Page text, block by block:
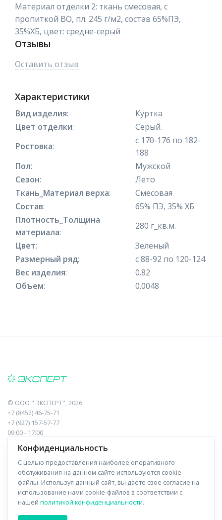
Материал отделки 2: ткань смесовая, с
пропиткой ВО, пл. 245 г/м2, состав 65%ПЭ,
35%ХБ, цвет: средне-серый
Отзывы
Оставить отзыв
Характеристики
Вид изделия:
Куртка
Цвет отделки:
Серый.
Ростовка:
с 170-176 по 182-
188
Пол:
Мужской
Сезон:
Лето
Ткань_Материал верха:
Смесовая
Состав:
65% ПЭ, 35% ХБ
Плотность_Толщина
материала:
280 г_кв.м.
Цвет:
Зеленый
Размерный ряд:
с 88-92 по 120-124
Вес изделия:
0.82
Объем: 0.0048
© ООО "'ЭКСПЕРТ", 2026
+7 (8452) 46-75-71
+7 (927) 157-57-77
09:00 - 17:00
410017, Саратов, Пугачева, 10 к1, оф.23
Навигация
Прайс-лист
Отзывы
Информация
О компании
Доставка
Конфиденциальность
С целью предоставления наиболее оперативного
обслуживания на данном сайте используются cookie-
файлы. Используя данный сайт, вы даете свое согласие на
использование нами cookie-файлов в соответствии с
нашей политикой конфиденциальности.